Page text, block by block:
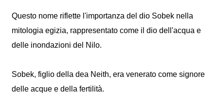
Questo nome riflette l'importanza del dio Sobek nella
mitologia egizia, rappresentato come il dio dell'acqua e
delle inondazioni del Nilo.
Sobek, figlio della dea Neith, era venerato come signore
delle acque e della fertilità.